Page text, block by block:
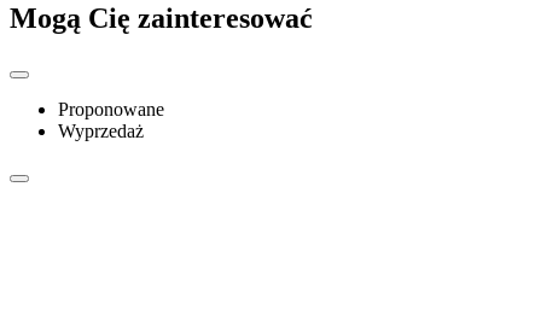
Mogą Cię zainteresować
Proponowane
Wyprzedaż